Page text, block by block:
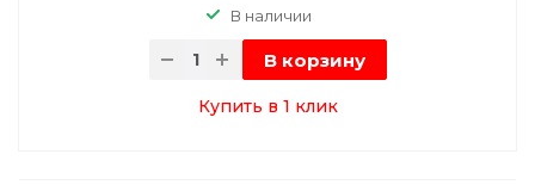
В наличии
В корзину
Купить в 1 клик